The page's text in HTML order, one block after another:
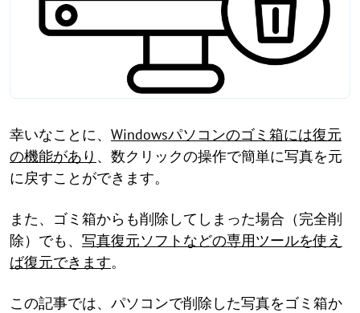
幸いなことに、 Windowsパソコンのゴミ箱には復元
の機能があり 、数クリックの操作で簡単に写真を元
に戻すことができます。
また、ゴミ箱からも削除してしまった場合（完全削
除）でも、 写真復元ソフトなどの専用ツールを使え
ば復元できます。
この記事では、パソコンで削除した写真をゴミ箱か